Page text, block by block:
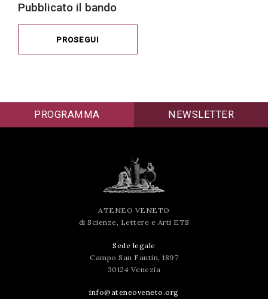
Pubblicato il bando
PROSEGUI
PROGRAMMA NEWSLETTER
ATENEO VENETO
di Scienze, Lettere e Arti ETS
Sede legale
Campo San Fantin, 1897
30124 Venezia
info@ateneoveneto.org